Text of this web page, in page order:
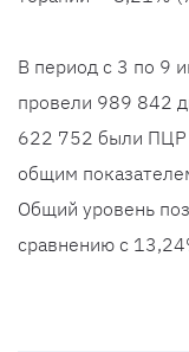
В период с 3 по 9
провели 989 842
622 752 были ПЦР
общим
Общий уровень
сравнению с